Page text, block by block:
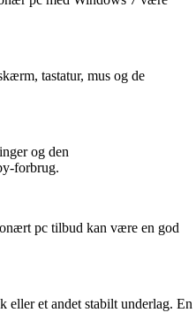
tastatur, mus og de
og den
forbrug.
pc tilbud kan være en god
et andet stabilt underlag. En